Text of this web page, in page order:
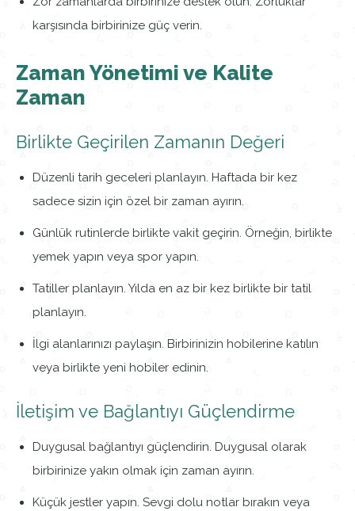
karşısında birbirinize güç verin.
Zaman Yönetimi ve Kalite
Zaman
Birlikte Geçirilen Zamanın Değeri
Düzenli tarih geceleri planlayın. Haftada bir kez
sadece sizin için özel bir zaman ayırın.
Günlük rutinlerde birlikte vakit geçirin. Örneğin, birlikte
yemek yapın veya spor yapın.
Tatiller planlayın. Yılda en az bir kez birlikte bir tatil
planlayın.
İlgi alanlarınızı paylaşın. Birbirinizin hobilerine katılın
veya birlikte yeni hobiler edinin.
İletişim ve Bağlantıyı Güçlendirme
Duygusal bağlantıyı güçlendirin. Duygusal olarak
birbirinize yakın olmak için zaman ayırın.
Küçük jestler yapın. Sevgi dolu notlar bırakın veya